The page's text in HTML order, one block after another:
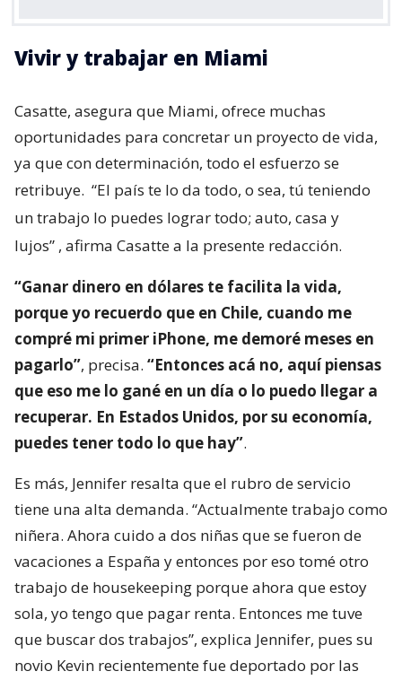
Vivir y trabajar en Miami
Casatte, asegura que Miami, ofrece muchas
oportunidades para concretar un proyecto de vida,
ya que con determinación, todo el esfuerzo se
retribuye. “El país te lo da todo, o sea, tú teniendo
un trabajo lo puedes lograr todo; auto, casa y
lujos” , afirma Casatte a la presente redacción.
“Ganar dinero en dólares te facilita la vida,
porque yo recuerdo que en Chile, cuando me
compré mi primer iPhone, me demoré meses en
pagarlo”, precisa. “Entonces acá no, aquí piensas
que eso me lo gané en un día o lo puedo llegar a
recuperar. En Estados Unidos, por su economía,
puedes tener todo lo que hay”.
Es más, Jennifer resalta que el rubro de servicio
tiene una alta demanda. “Actualmente trabajo como
niñera. Ahora cuido a dos niñas que se fueron de
vacaciones a España y entonces por eso tomé otro
trabajo de housekeeping porque ahora que estoy
sola, yo tengo que pagar renta. Entonces me tuve
que buscar dos trabajos”, explica Jennifer, pues su
novio Kevin recientemente fue deportado por las